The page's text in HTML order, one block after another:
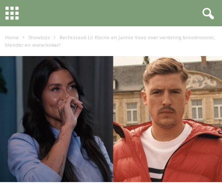
Home Showbizz
Rechtszaak Lil Kleine en Jaimie Vaes over verdeling broodrooster,
blender en waterkoker!